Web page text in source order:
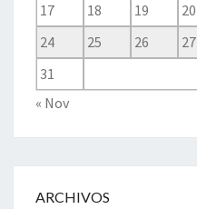
17
18 19 20
24
25 26 27
31
« Nov
ARCHIVOS